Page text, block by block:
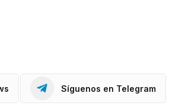
Síguenos en Telegram